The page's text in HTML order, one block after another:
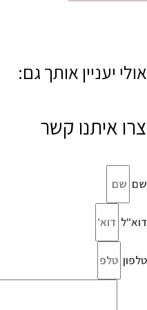
אולי יעניין אותך גם:
צרו איתנו קשר
שם
דוא"ל
טלפון